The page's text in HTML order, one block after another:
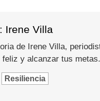
Irene Villa
de Irene Villa,
y alcanzar tus metas.
Resiliencia